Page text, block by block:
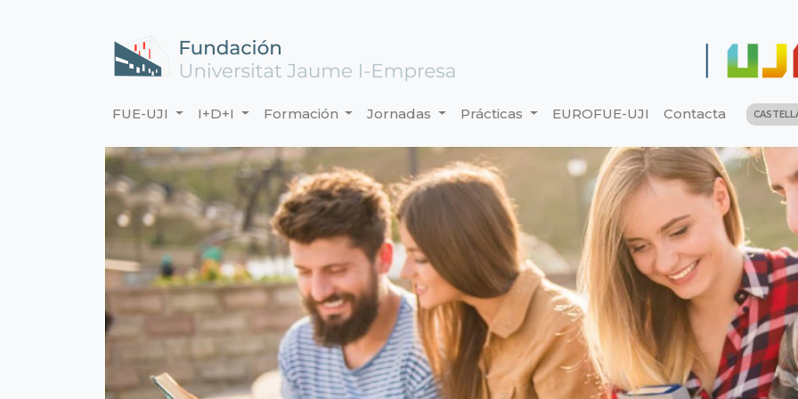
FUE-UJI I+D+I Formación Jornadas Prácticas EUROFUE-UJI Contacta